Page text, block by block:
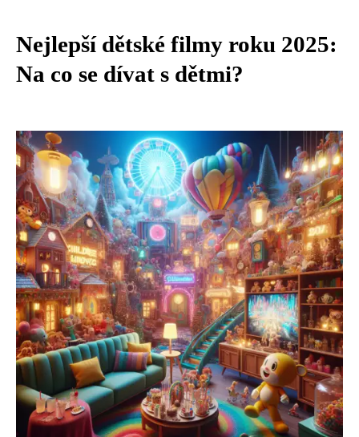
Nejlepší dětské filmy roku 2025:
Na co se dívat s dětmi?